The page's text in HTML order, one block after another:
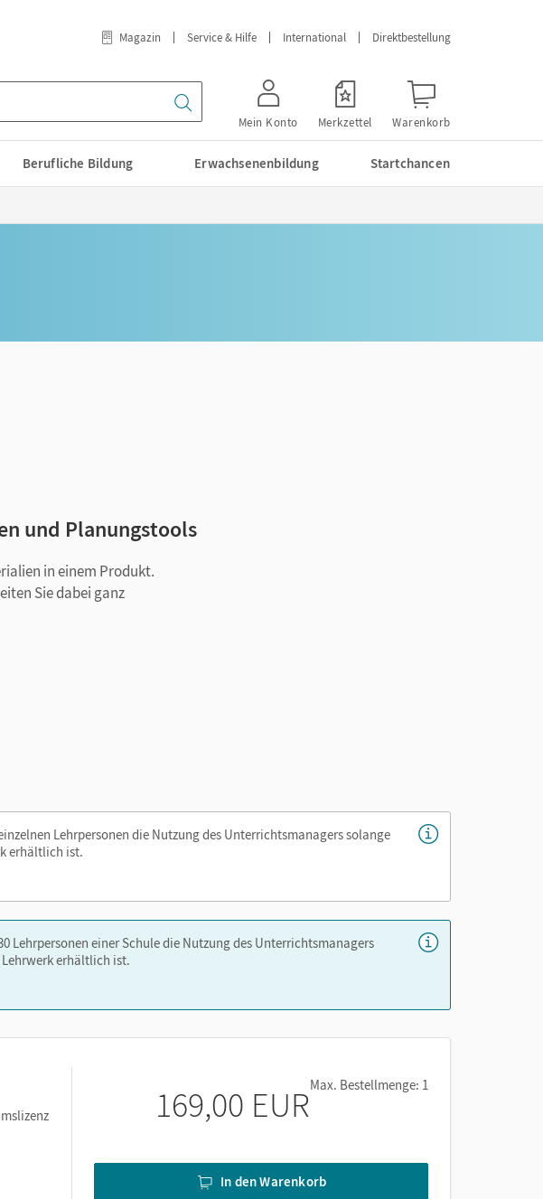
Magazin Service & Hilfe International Direktbestellung
Mein Konto Merkzettel Warenkorb
Berufliche Bildung Erwachsenenbildung Startchancen
und Planungstools
in einem Produkt.
Sie dabei ganz
und
Lehrpersonen die Nutzung des Unterrichtsmanagers solange
erhältlich ist.
Lehrpersonen einer Schule die Nutzung des Unterrichtsmanagers
erhältlich ist.
169,00 EURMax. Bestellmenge: 1
In den Warenkorb